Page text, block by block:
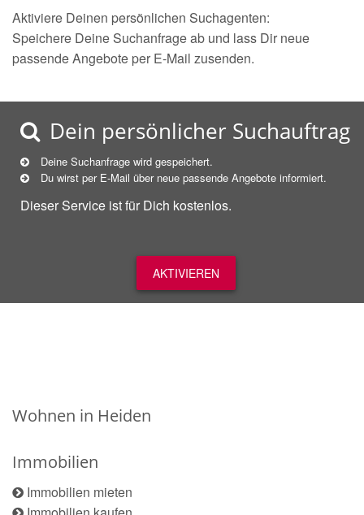
Aktiviere Deinen persönlichen Suchagenten:
Speichere Deine Suchanfrage ab und lass Dir neue
passende Angebote per E-Mail zusenden.
Dein persönlicher Suchauftrag
Deine Suchanfrage wird gespeichert.
Du wirst per E-Mail über neue passende Angebote informiert.
Dieser Service ist für Dich kostenlos.
AKTIVIEREN
Wohnen in Heiden
Immobilien
Immobilien mieten